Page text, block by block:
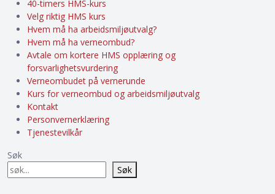
40-timers HMS-kurs
Velg riktig HMS kurs
Hvem må ha arbeidsmiljøutvalg?
Hvem må ha verneombud?
Avtale om kortere HMS opplæring og
forsvarlighetsvurdering
Verneombudet på vernerunde
Kurs for verneombud og arbeidsmiljøutvalg
Kontakt
Personvernerklæring
Tjenestevilkår
Søk
Søk